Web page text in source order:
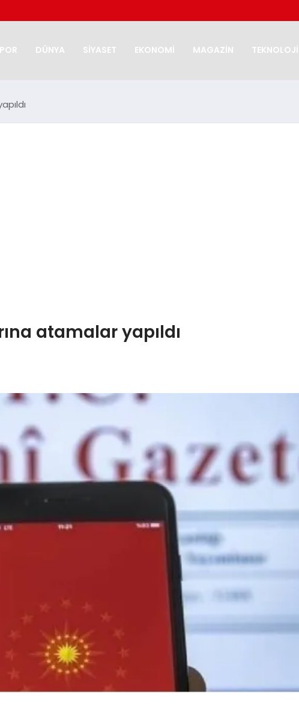
DÜNYA SİYASET EKONOMİ MAGAZİN TEKNOLOJİ
atamalar yapıldı